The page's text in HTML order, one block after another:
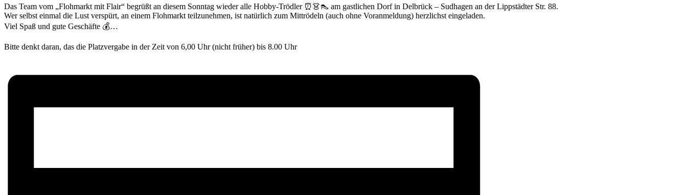
Das Team vom „Flohmarkt mit Flair“ begrüßt an diesem Sonntag wieder alle Hobby-Trödler ⏰👗👠 am gastlichen Dorf in Delbrück – Sudhagen an der Lippstädter Str. 88.
Wer selbst einmal die Lust verspürt, an einem Flohmarkt teilzunehmen, ist natürlich zum Mittrödeln (auch ohne Voranmeldung) herzlichst eingeladen.
Viel Spaß und gute Geschäfte 💰…
Bitte denkt daran, das die Platzvergabe in der Zeit von 6,00 Uhr (nicht früher) bis 8.00 Uhr